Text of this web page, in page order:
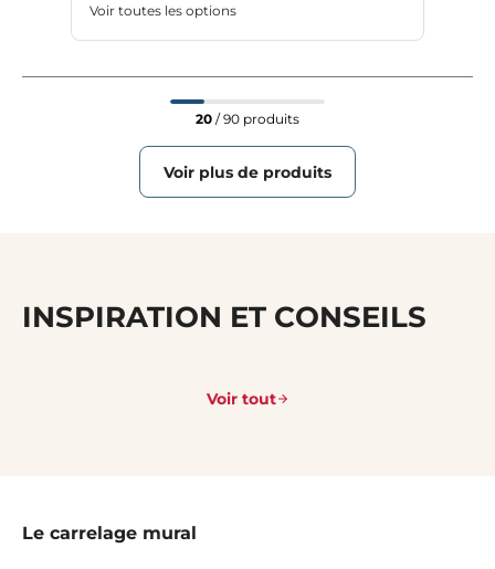
Voir toutes les options
20 / 90 produits
Voir plus de produits
INSPIRATION ET CONSEILS
Voir tout
Le carrelage mural